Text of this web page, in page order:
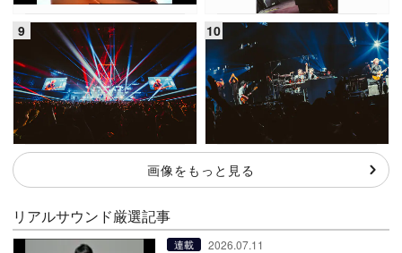
画像をもっと見る
リアルサウンド厳選記事
連載 2026.07.11